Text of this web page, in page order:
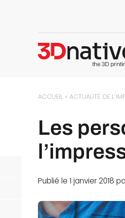
ACCUEIL »ACTUALITÉ DE
Les
Publié le 1 janvier 2018